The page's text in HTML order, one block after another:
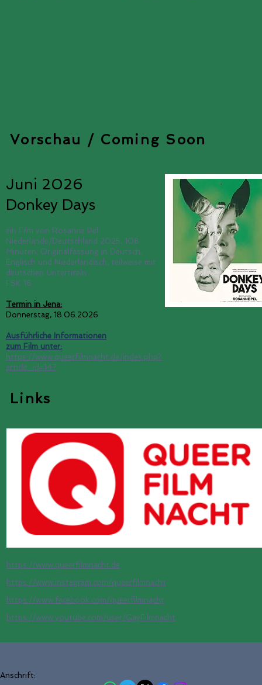
Vorschau / Coming Soon
Juni 2026
Donkey Days
ein Film von Rosanne Pel
Niederlande/Deutschland 2025, 108
Minuten, Originalfassung in Deutsch,
Englisch und Niederländisch, teilweise mit
deutschen Untertiteln
FSK 16
Termin in Jena:
Donnerstag, 18.06.2026
Ausführliche Informationen
zum Film unter:
https://www.queerfilmnacht.de/index.php?
article_id=147
Links
https://www.queerfilmnacht.de
https://www.instagram.com/queerfilmnacht
https://www.facebook.com/queerfilmnacht
https://www.youtube.com/user/GayFilmnacht
Anschrift: